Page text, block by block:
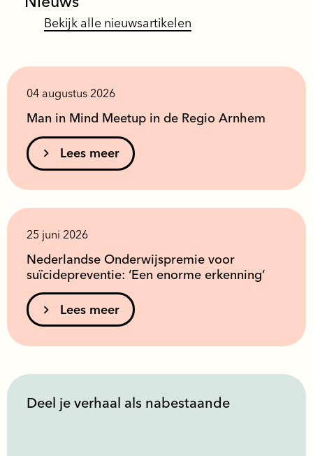
en zag het leven niet mee
Lees verder
Bekijk alle nieuwsartikelen
04 augustus 2026
Man in Mind Meetup in de Regio Arnhem
Lees meer
25 juni 2026
Nederlandse Onderwijspremie voor
suïcidepreventie: ‘Een enorme erkenning’
Lees meer
Deel je verhaal als nabestaande